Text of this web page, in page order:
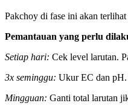
Pakchoy di fase ini akan
Pemantauan yang perlu
Setiap hari: Cek level larutan.
3x seminggu: Ukur EC dan pH.
Mingguan: Ganti total larutan